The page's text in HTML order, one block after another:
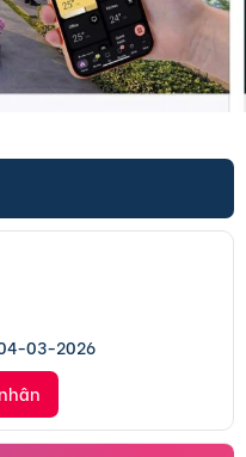
03-2026